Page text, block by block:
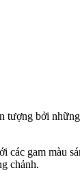
tượng bởi
các gam màu
chảnh.